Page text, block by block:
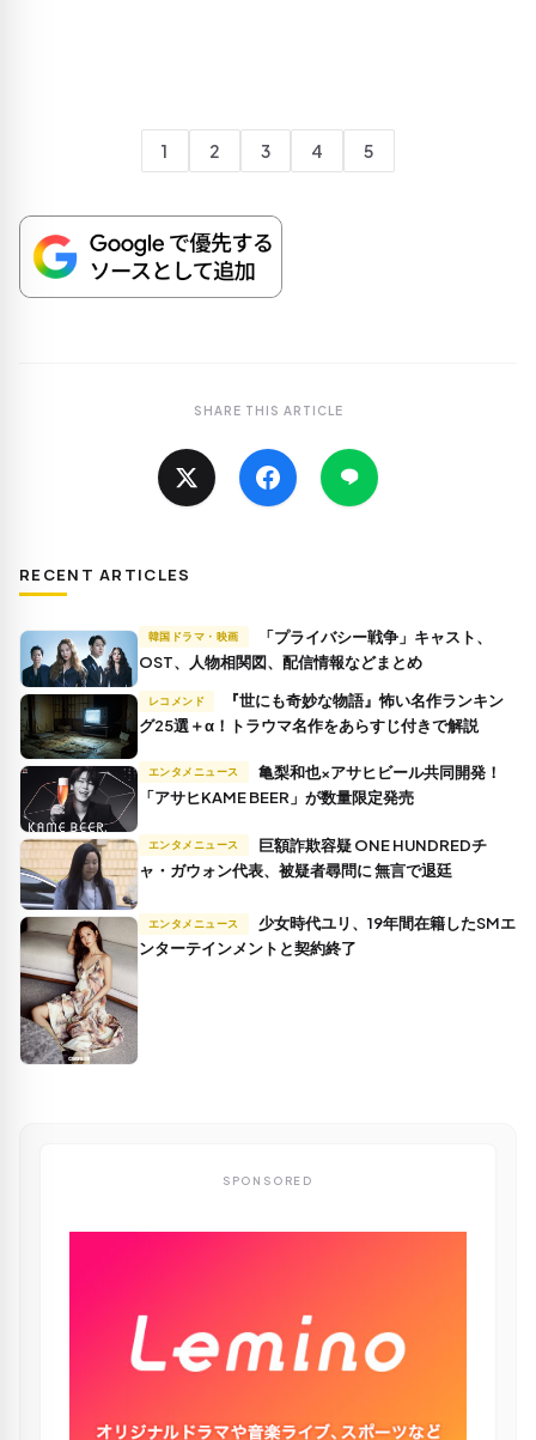
1 2 3 4 5
SHARE THIS ARTICLE
RECENT ARTICLES
韓国ドラマ・映画
OST、人物相関図、配信情報などまとめ
レコメンド
グ25選＋α！トラウマ名作をあらすじ付きで解説
エンタメニュース
「アサヒKAME BEER」が数量限定発売
エンタメニュース
ャ・ガウォン代表、被疑者尋問に 無言で退廷
エンタメニュース
ンターテインメントと契約終了
SPONSORED